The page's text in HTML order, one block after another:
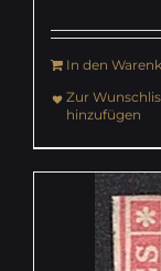
In den
Zur
hinzufügen